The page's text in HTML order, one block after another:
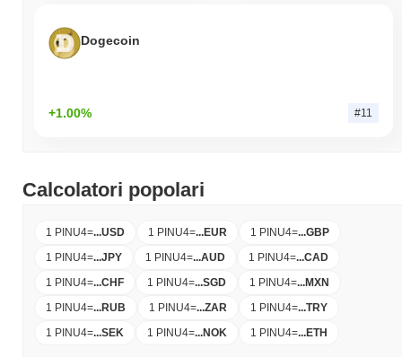
Dogecoin
+1.00% #11
Calcolatori popolari
1 PINU4=...USD 1 PINU4=...EUR 1 PINU4=...GBP
1 PINU4=...JPY 1 PINU4=...AUD 1 PINU4=...CAD
1 PINU4=...CHF 1 PINU4=...SGD 1 PINU4=...MXN
1 PINU4=...RUB 1 PINU4=...ZAR 1 PINU4=...TRY
1 PINU4=...SEK 1 PINU4=...NOK 1 PINU4=...ETH